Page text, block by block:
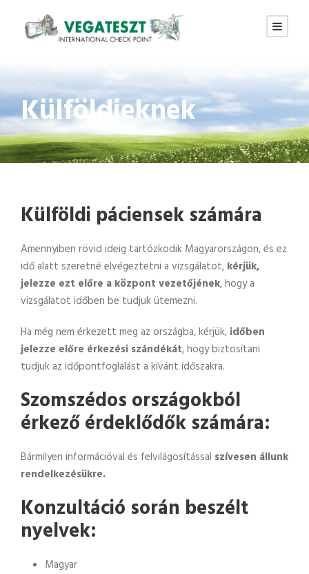
Külföldieknek
Külföldi páciensek számára
Amennyiben rövid ideig tartózkodik Magyarországon, és ez
idő alatt szeretné elvégeztetni a vizsgálatot, kérjük,
jelezze ezt előre a központ vezetőjének, hogy a
vizsgálatot időben be tudjuk ütemezni.
Ha még nem érkezett meg az országba, kérjük, időben
jelezze előre érkezési szándékát, hogy biztosítani
tudjuk az időpontfoglalást a kívánt időszakra.
Szomszédos országokból
érkező érdeklődők számára:
Bármilyen információval és felvilágosítással szívesen állunk
rendelkezésükre.
Konzultáció során beszélt
nyelvek:
Magyar